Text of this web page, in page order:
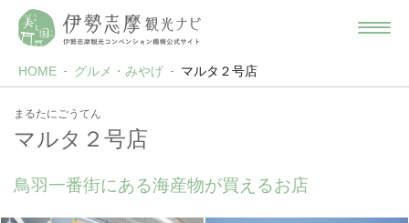
HOME グルメ・みやげ マルタ２号店
まるたにごうてん
マルタ２号店
鳥羽一番街にある海産物が買えるお店